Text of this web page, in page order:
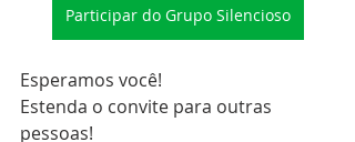
Participar do Grupo Silencioso
Esperamos você!
Estenda o convite para outras
pessoas!